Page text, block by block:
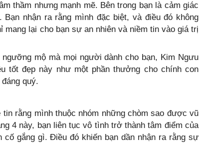
thầm nhưng mạnh mẽ. Bên trong bạn là cảm giác
nhận ra rằng mình đặc biệt, và điều đó không
mang lại cho bạn sự an nhiên và niềm tin vào giá trị
mộ mà mọi người dành cho bạn, Kim Ngưu
tốt đẹp này như một phần thưởng cho chính con
quý.
rằng mình thuộc nhóm những chòm sao được vũ
4 này, bạn liên tục vô tình trở thành tâm điểm của
gắng gì. Điều đó khiến bạn dần nhận ra rằng sự